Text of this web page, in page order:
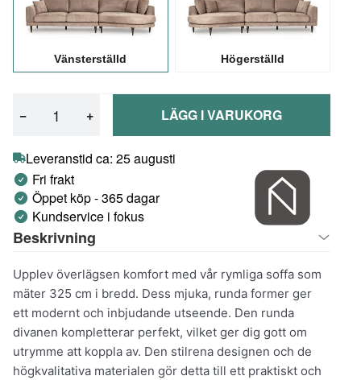
Vänsterställd Högerställd
− + LÄGG I VARUKORG
Leveranstid ca: 25 augusti
Fri frakt
Öppet köp - 365 dagar
Kundservice i fokus
Beskrivning
Upplev överlägsen komfort med vår rymliga soffa som
mäter 325 cm i bredd. Dess mjuka, runda former ger
ett modernt och inbjudande utseende. Den runda
divanen kompletterar perfekt, vilket ger dig gott om
utrymme att koppla av. Den stilrena designen och de
högkvalitativa materialen gör detta till ett praktiskt och